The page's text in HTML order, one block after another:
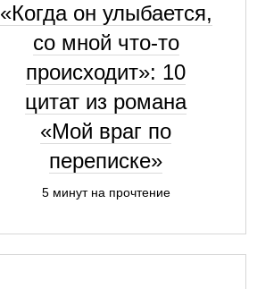
«Когда он улыбается,
со мной что-то
происходит»: 10
цитат из романа
«Мой враг по
переписке»
5 минут на прочтение